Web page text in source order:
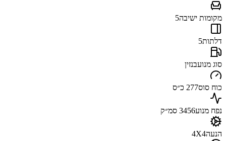
מקומות ישיבה5
דלתות5
סוג מנועבנזין
כוח סוס277 כ״ס
נפח מנוע3456 סמ״ק
הנעה4X4